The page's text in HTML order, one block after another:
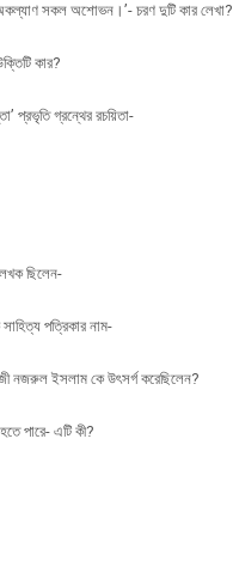
সকল অশোভন।’- চরণ দুটি কার লেখা?
কার?
প্রভৃতি গ্রন্থের রচয়িতা-
ছিলেন-
পত্রিকার নাম-
নজরুল ইসলাম কে উৎসর্গ করেছিলেন?
পারে- এটি কী?